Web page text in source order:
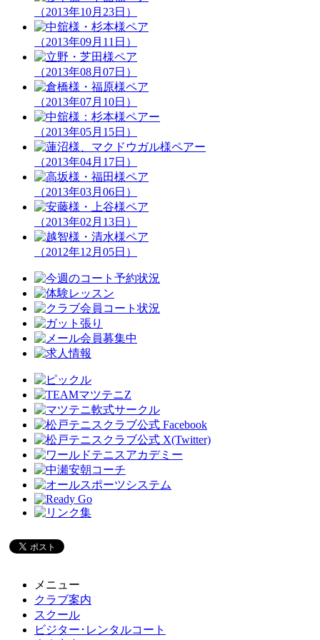
（2013年10月23日）
（2013年09月11日）
（2013年08月07日）
（2013年07月10日）
（2013年05月15日）
（2013年04月17日）
（2013年03月06日）
（2013年02月13日）
（2012年12月05日）
メニュー
クラブ案内
スクール
ビジター･レンタルコート